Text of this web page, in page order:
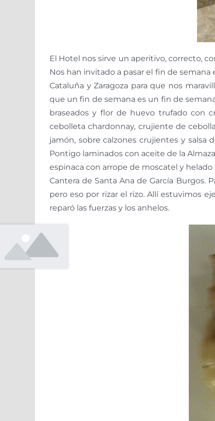
El Hotel nos sirve un aperitivo, correcto,
Nos han invitado a pasar el fin de
Cataluña y Zaragoza para que nos
que un fin de semana es un fin de
braseados y flor de huevo trufado con
cebolleta chardonnay, crujiente de
jamón, sobre calzones crujientes y salsa
Pontigo laminados con aceite de la
espinaca con arrope de moscatel y helado
Cantera de Santa Ana de García Burgos.
pero eso por rizar el rizo. Allí estuvimos
reparó las fuerzas y los anhelos.